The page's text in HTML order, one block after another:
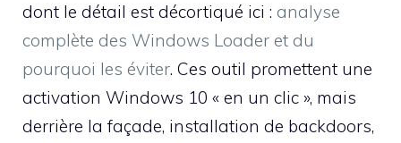
dont le détail est décortiqué ici : analyse
complète des Windows Loader et du
pourquoi les éviter. Ces outil promettent une
activation Windows 10 « en un clic », mais
derrière la façade, installation de backdoors,